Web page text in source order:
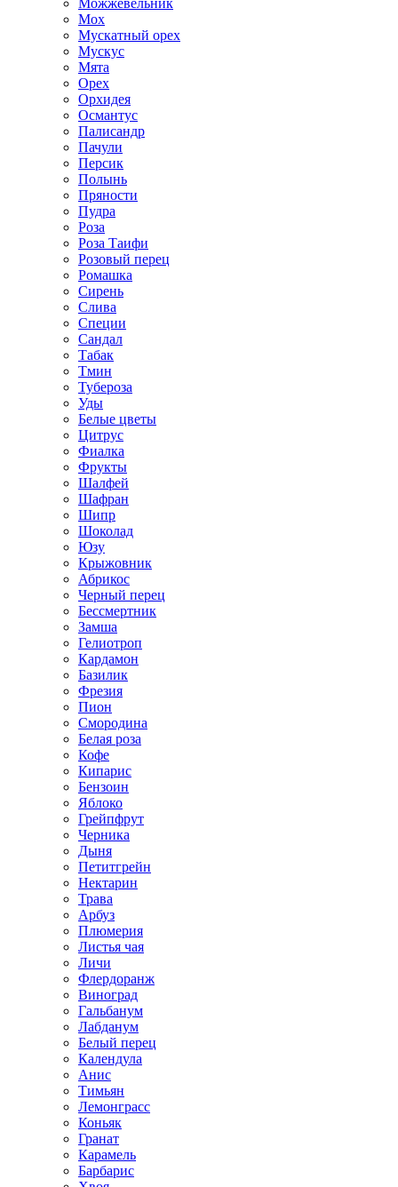
Мох
Мускатный орех
Мускус
Мята
Орех
Орхидея
Османтус
Палисандр
Пачули
Персик
Полынь
Пряности
Пудра
Роза
Роза Таифи
Розовый перец
Ромашка
Сирень
Слива
Специи
Сандал
Табак
Тмин
Тубероза
Уды
Белые цветы
Цитрус
Фиалка
Фрукты
Шалфей
Шафран
Шипр
Шоколад
Юзу
Крыжовник
Абрикос
Черный перец
Бессмертник
Замша
Гелиотроп
Кардамон
Базилик
Фрезия
Пион
Смородина
Белая роза
Кофе
Кипарис
Бензоин
Яблоко
Грейпфрут
Черника
Дыня
Петитгрейн
Нектарин
Трава
Арбуз
Плюмерия
Листья чая
Личи
Флердоранж
Виноград
Гальбанум
Лабданум
Белый перец
Календула
Анис
Тимьян
Лемонграсс
Коньяк
Гранат
Карамель
Барбарис